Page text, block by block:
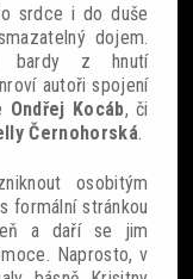
srdce i do duše
dojem.
bardy z hnutí
autoři spojení
Ondřej Kocáb, či
Černohorská
osobitým
formální stránkou
a daří se jim
Naprosto, v